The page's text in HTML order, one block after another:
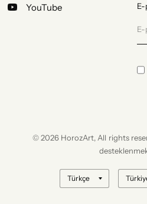
YouTube
© 2026 HorozArt, All rights
Ülke/bölge
bilgisini